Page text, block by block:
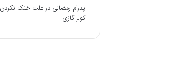
پدرام رمضانی درعلت خنک نکردن
کولر گازی